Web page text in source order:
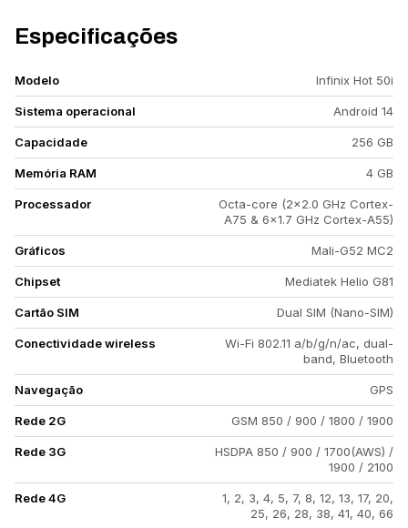
Especificações
Modelo Infinix Hot 50i
Sistema operacional Android 14
Capacidade 256 GB
Memória RAM 4 GB
Processador
Octa-core (2x2.0 GHz Cortex-
A75 & 6x1.7 GHz Cortex-A55)
Gráficos Mali-G52 MC2
Chipset Mediatek Helio G81
Cartão SIM Dual SIM (Nano-SIM)
Conectividade wireless
Wi-Fi 802.11 a/b/g/n/ac, dual-
band, Bluetooth
Navegação GPS
Rede 2G GSM 850 / 900 / 1800 / 1900
Rede 3G
HSDPA 850 / 900 / 1700(AWS) /
1900 / 2100
Rede 4G
1, 2, 3, 4, 5, 7, 8, 12, 13, 17, 20,
25, 26, 28, 38, 41, 40, 66